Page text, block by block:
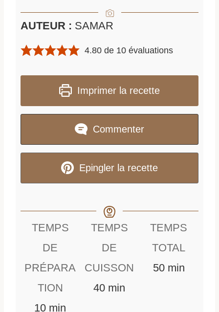
AUTEUR : SAMAR
4.80 de 10 évaluations
Imprimer la recette
Commenter
Epingler la recette
TEMPS
DE
PRÉPARA
TION
10mmin
TEMPS
DE
CUISSON
40mmin
TEMPS
TOTAL
50mmin